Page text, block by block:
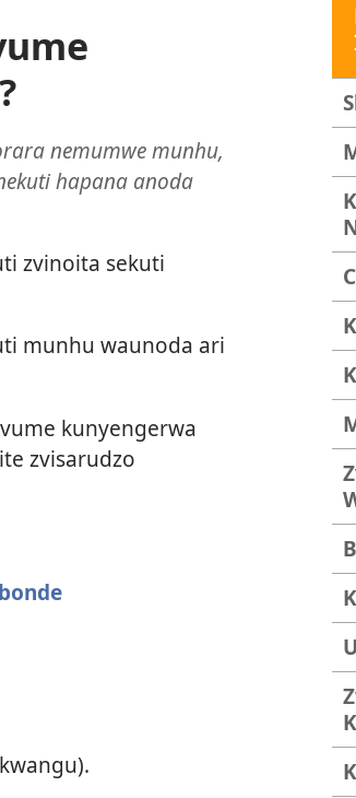
nemumwe munhu,
hapana anoda
zvinoita sekuti
munhu waunoda ari
kunyengerwa
zvisarudzo